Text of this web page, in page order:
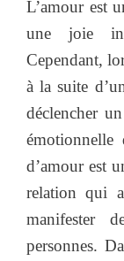
L’amour est
une joie
Cependant,
à la suite
déclencher
émotionnelle
d’amour est
relation qui
manifester
personnes.